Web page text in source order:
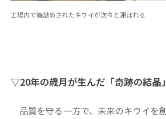
工場内で箱詰めされたキウイが次々と運ばれる
▽20年の歳月が生んだ「奇跡の結晶」
品質を守る一方で、未来のキウイを